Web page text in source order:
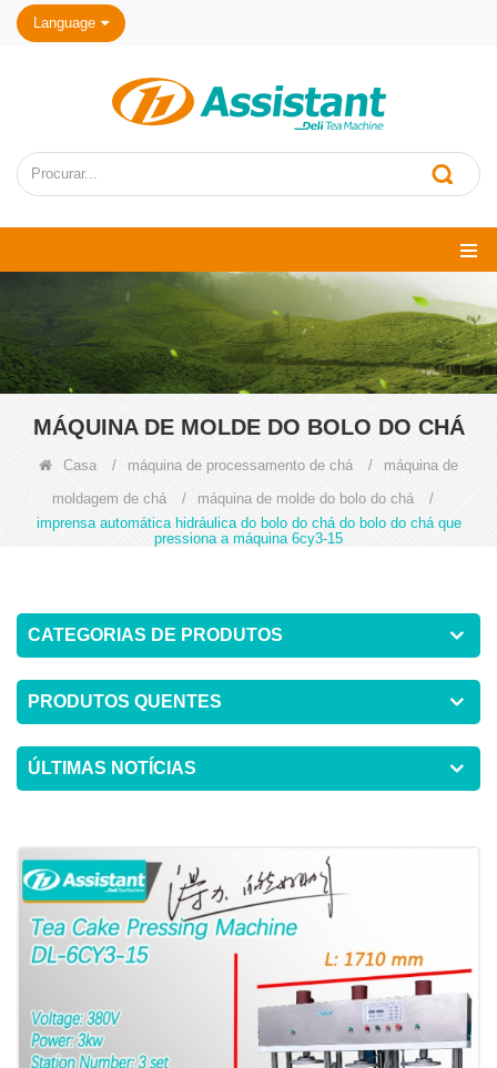
Language
MÁQUINA DE MOLDE DO BOLO DO CHÁ
Casa / máquina de processamento de chá /
máquina de
moldagem de chá
/ máquina de molde do bolo do chá
/
imprensa automática hidráulica do bolo do chá do bolo do chá que
pressiona a máquina 6cy3-15
CATEGORIAS DE PRODUTOS
PRODUTOS QUENTES
ÚLTIMAS NOTÍCIAS